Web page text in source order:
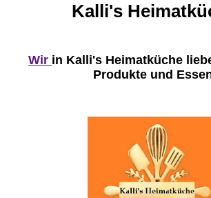
Kalli's
Wir in Kalli's Heimatküche
Produkte und